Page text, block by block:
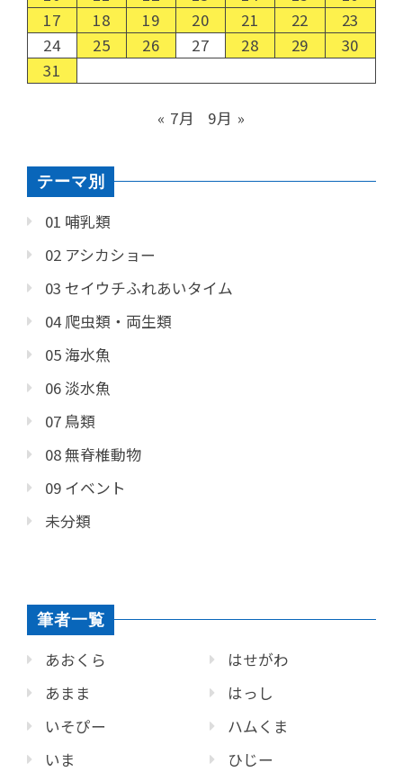
17
18 19 20 21 22
23
24
25 26 27 28 29
30
31
« 7月 9月 »
テーマ別
01 哺乳類
02 アシカショー
03 セイウチふれあいタイム
04 爬虫類・両生類
05 海水魚
06 淡水魚
07 鳥類
08 無脊椎動物
09 イベント
未分類
筆者一覧
あおくら
あまま
いそぴー
いま
はせがわ
はっし
ハムくま
ひじー